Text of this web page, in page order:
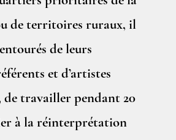
de territoires ruraux, il
de leurs
et d’artistes
de travailler pendant 20
à la réinterprétation